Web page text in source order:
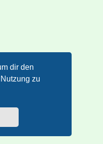
dir den
zu